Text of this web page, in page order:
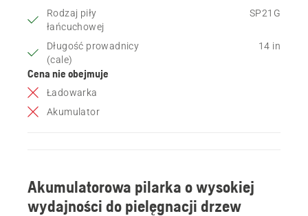
Rodzaj piły
łańcuchowej
SP21G
Długość prowadnicy
(cale)
14 in
Cena nie obejmuje
Ładowarka
Akumulator
Akumulatorowa pilarka o wysokiej
wydajności do pielęgnacji drzew